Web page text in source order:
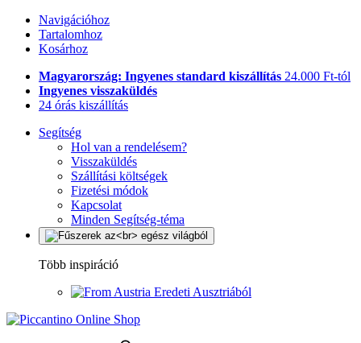
Navigációhoz
Tartalomhoz
Kosárhoz
Magyarország: Ingyenes standard kiszállítás 24.000 Ft-tól
Ingyenes visszaküldés
24 órás kiszállítás
Segítség
Hol van a rendelésem?
Visszaküldés
Szállítási költségek
Fizetési módok
Kapcsolat
Minden Segítség-téma
Több inspiráció
Eredeti Ausztriából